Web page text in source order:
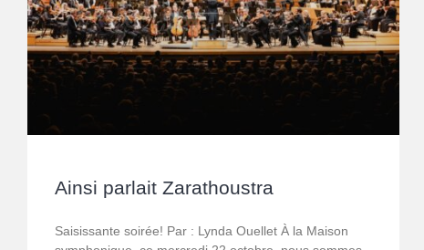
Ainsi parlait Zarathoustra
Saisissante soirée! Par : Lynda Ouellet À la Maison